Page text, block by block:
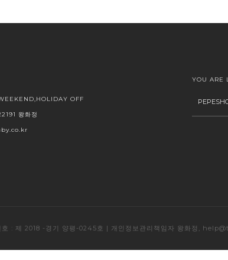
OFF
왕화정
YOU ARE
: 제 2018 -경기 양평-0245호 | 개인정보관리책임자 왕화정,